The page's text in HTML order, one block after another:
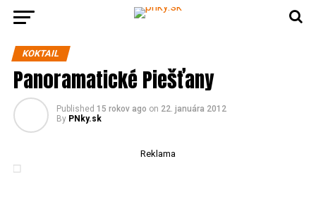
KOKTAIL
Panoramatické Piešťany
Published 15 rokov ago on 22. januára 2012
By PNky.sk
Reklama